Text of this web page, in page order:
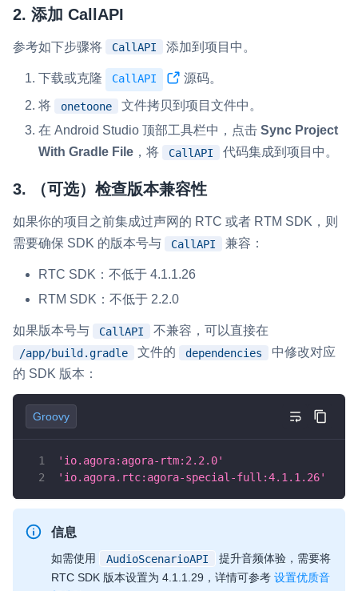
控制台
低代码应用平台
灵动会议 NEW
低代码集成、灵活定制、超低延时的音视频会议
2. 添加 CallAPI
参考如下步骤将 CallAPI 添加到项目中。
下载或克隆 CallAPI 源码。
将 onetoone
文件拷贝到项目文件中。
在 Android Studio 顶部工具栏中，点击 Sync Project
With Gradle File ，将 CallAPI 代码集成到项目中。
3. （可选）检查版本兼容性
如果你的项目之前集成过声网的 RTC 或者 RTM SDK，则
需要确保 SDK 的版本号与
CallAPI 兼容：
RTC SDK：不低于 4.1.1.26
RTM SDK：不低于 2.2.0
如果版本号与 CallAPI 不兼容，可以直接在
/app/build.gradle 文件的 dependencies
中修改对应
的 SDK 版本：
Groovy
'io.agora:agora-rtm:2.2.0'
'io.agora.rtc:agora-special-full:4.1.1.26'
信息
如需使用 AudioScenarioAPI
提升音频体验，需要将
RTC SDK 版本设置为 4.1.1.29，详情可参考 设置优质音